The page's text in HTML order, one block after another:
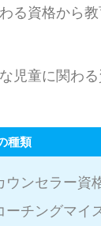
る資格から
児童に関わ
種類
ウンセラー資
ーチングマイ